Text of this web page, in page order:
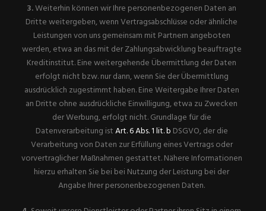
3.Weiterhin können wir Ihre personenbezogenen Daten an
Dritte weitergeben, wenn Vertragsabschlüsse oder ähnliche
Leistungen von uns gemeinsam mit Partnern angeboten
werden, etwa an das mit der Zahlungsabwicklung beauftragte
Kreditinstitut. Eine weitergehende Übermittlung der Daten
erfolgt nicht bzw. nur dann, wenn Sie der Übermittlung
ausdrücklich zugestimmt haben. Eine Weitergabe Ihrer Daten
an Dritte ohne ausdrückliche Einwilligung, etwa zu Zwecken
der Werbung, erfolgt nicht. Grundlage für die
Datenverarbeitung istArt. 6 Abs. 1 lit. b DSGVO, der die
Verarbeitung von Daten zur Erfüllung eines Vertrags oder
vorvertraglicher Maßnahmen gestattet. Nähere Informationen
hierzu erhalten Sie bei bei Nutzung der Leistung bei der
Angabe Ihrer personenbezogenen Daten.